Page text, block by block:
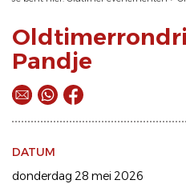
Pandje
DATUM
donderdag 28 mei 2026